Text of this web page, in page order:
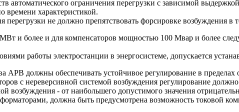
автоматического ограничения перегрузки с зависимой
времени характеристикой.
перегрузки не должно препятствовать форсировке возбуждения
и более и для компенсаторов мощностью 100 Мвар и более
работы электростанции в энергосистеме, допускается
АРВ должны обеспечивать устойчивое регулирование в
с нереверсивной системой возбуждения регулирование
возбуждения - от наибольшего допустимого значения
должна быть предусмотрена возможность токовой